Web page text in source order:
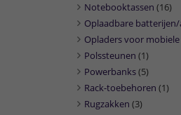
Notebooktassen (16)
Oplaadbare batterijen/
Opladers voor
Polssteunen (1)
Powerbanks(5)
Rack-toebehoren (1)
Rugzakken (3)